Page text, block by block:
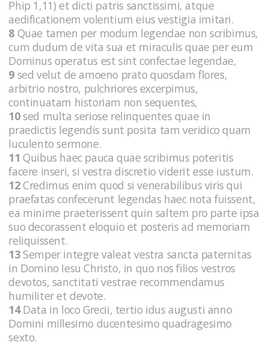
Phip 1,11) et dicti patris sanctissimi, atque
aedificationem volentium eius vestigia imitari.
8 Quae tamen per modum legendae non scribimus,
cum dudum de vita sua et miraculis quae per eum
Dominus operatus est sint confectae legendae,
9 sed velut de amoeno prato quosdam flores,
arbitrio nostro, pulchriores excerpimus,
continuatam historiam non sequentes,
10sed multa seriose relinquentes quae in
praedictis legendis sunt posita tam veridico quam
luculento sermone.
11 Quibus haec pauca quae scribimus poteritis
facere inseri, si vestra discretio viderit esse iustum.
12Credimus enim quod si venerabilibus viris qui
praefatas confecerunt legendas haec nota fuissent,
ea minime praeterissent quin saltem pro parte ipsa
suo decorassent eloquio et posteris ad memoriam
reliquissent.
13Semper integre valeat vestra sancta paternitas
in Domino Iesu Christo, in quo nos filios vestros
devotos, sanctitati vestrae recommendamus
humiliter et devote.
14Data in loco Grecii, tertio idus augusti anno
Domini millesimo ducentesimo quadragesimo
sexto.